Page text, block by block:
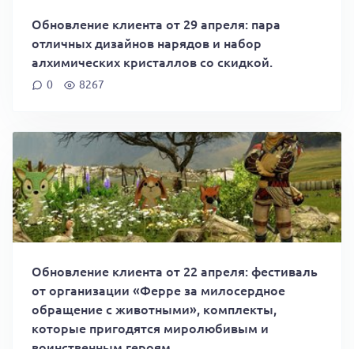
Обновление клиента от 29 апреля: пара
отличных дизайнов нарядов и набор
алхимических кристаллов со скидкой.
0 8267
Обновление клиента от 22 апреля: фестиваль
от организации «Ферре за милосердное
обращение с животными», комплекты,
которые пригодятся миролюбивым и